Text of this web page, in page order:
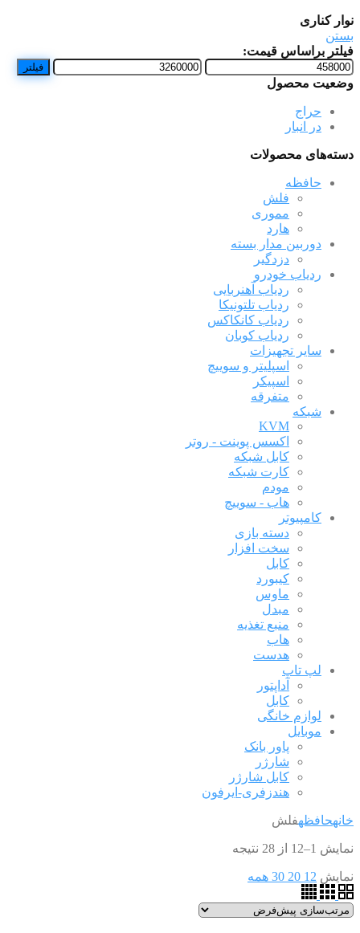
نوار کناری
بستن
فیلتر براساس قیمت:
حداقل
قیمت
حداکثر
فیلتر
وضعیت محصول
حراج
در انبار
دسته‌های محصولات
حافظه
فلش
مموری
هارد
دوربین مدار بسته
دزدگیر
ردیاب خودرو
ردیاب آهنربایی
ردیاب تلتونیکا
ردیاب کانکاکس
ردیاب کوبان
سایر تجهیزات
اسپلیتر و سوییچ
اسپیکر
متفرقه
شبکه
KVM
اکسس پوینت - روتر
کابل شبکه
کارت شبکه
مودم
هاب - سوییچ
کامپیوتر
دسته بازی
سخت افزار
کابل
کیبورد
ماوس
مبدل
منبع تغذیه
هاب
هدست
لپ تاپ
آداپتور
کابل
لوازم خانگی
موبایل
پاور بانک
شارژر
کابل شارژر
هندزفری-ایرفون
خانهحافظهفلش
نمایش 1–12 از 28 نتیجه
نمایش 12
20
30 همه